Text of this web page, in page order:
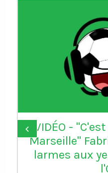
VIDÉO -
Marseille"
larmes aux
‹